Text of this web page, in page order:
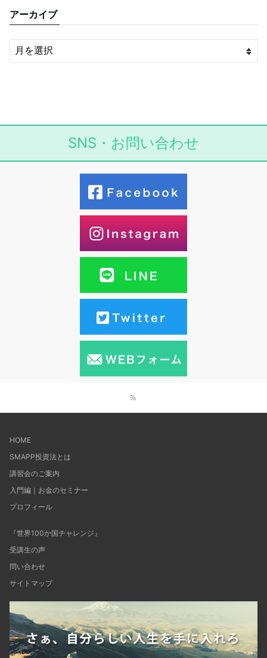
アーカイブ
SNS・お問い合わせ
HOME
SMAPP投資法とは
講習会のご案内
入門編｜お金のセミナー
プロフィール
『世界100か国チャレンジ』
受講生の声
問い合わせ
サイトマップ